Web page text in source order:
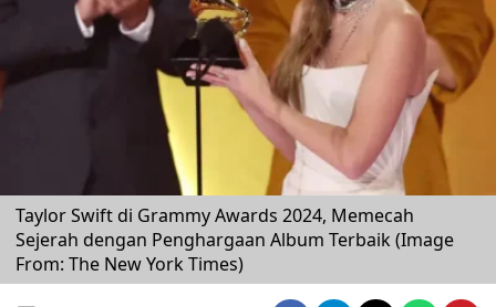
Taylor Swift di Grammy Awards 2024, Memecah
Sejerah dengan Penghargaan Album Terbaik (Image
From: The New York Times)